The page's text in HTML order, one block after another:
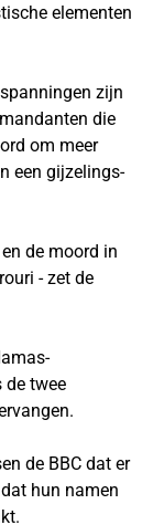
elementen
zijn
die
om meer
een gijzelings-
de moord in
- zet de
de twee
de BBC dat er
hun namen